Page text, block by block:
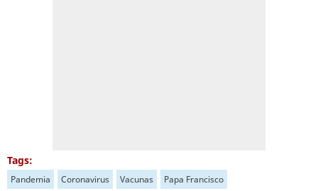
Tags:
Pandemia Coronavirus Vacunas Papa Francisco